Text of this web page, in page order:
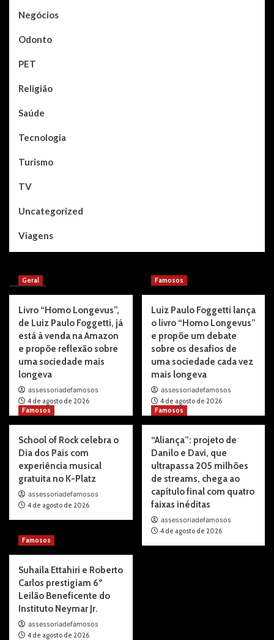
Negócios
Odonto
PET
Religião
Saúde
Tecnologia
Turismo
TV
Uncategorized
Viagens
You may have missed
Geral
Livro “Homo Longevus”,
de Luiz Paulo Foggetti, já
está à venda na Amazon
e propõe reflexão sobre
uma sociedade mais
longeva
assessoriadefamosos
4 de agosto de 2026
Famosos
Luiz Paulo Foggetti lança
o livro “Homo Longevus”
e propõe um debate
sobre os desafios de
uma sociedade cada vez
mais longeva
assessoriadefamosos
4 de agosto de 2026
Famosos
School of Rock celebra o
Dia dos Pais com
experiência musical
gratuita no K-Platz
assessoriadefamosos
4 de agosto de 2026
Famosos
“Aliança”: projeto de
Danilo e Davi, que
ultrapassa 205 milhões
de streams, chega ao
capítulo final com quatro
faixas inéditas
assessoriadefamosos
4 de agosto de 2026
Famosos
Suhaila Ettahiri e Roberto
Carlos prestigiam 6º
Leilão Beneficente do
Instituto Neymar Jr.
assessoriadefamosos
4 de agosto de 2026